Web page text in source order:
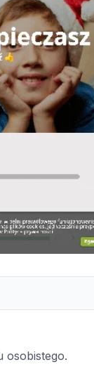
osobistego.